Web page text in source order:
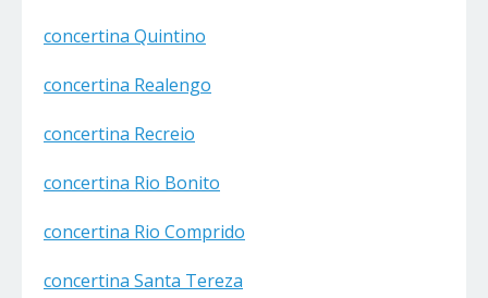
concertina Quintino
concertina Realengo
concertina Recreio
concertina Rio Bonito
concertina Rio Comprido
concertina Santa Tereza